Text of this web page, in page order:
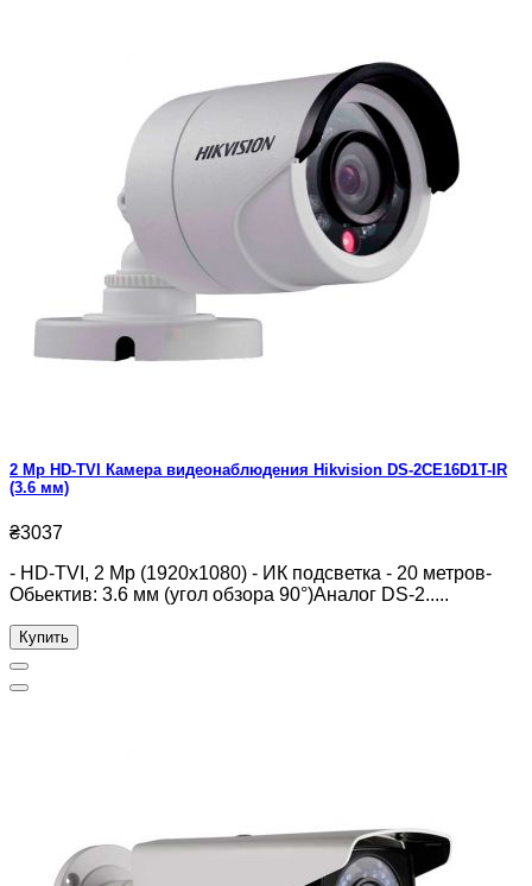
2 Mp HD-TVI Камера видеонаблюдения Hikvision DS-2CE16D1T-IR
(3.6 мм)
₴3037
- HD-TVI, 2 Mp (1920x1080) - ИК подсветка - 20 метров-
Обьектив: 3.6 мм (угол обзора 90°)Аналог DS-2.....
Купить